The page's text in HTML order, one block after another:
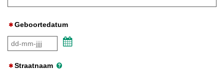
Geboortedatum
Straatnaam